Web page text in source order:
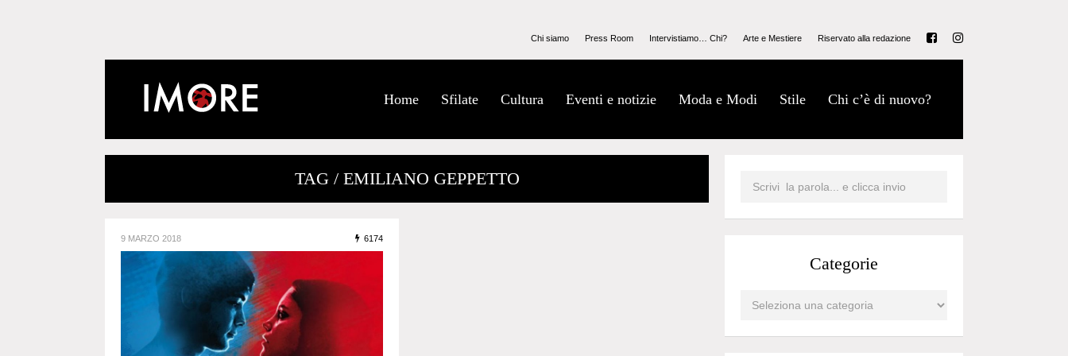
Chi siamo Press Room Intervistiamo… Chi? Arte e Mestiere Riservato alla redazione
Home Sfilate Cultura Eventi e notizie Moda e Modi Stile Chi c’è di nuovo?
TAG / EMILIANO GEPPETTO
9 MARZO 2018 6174
Categorie